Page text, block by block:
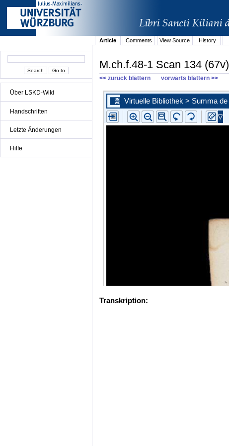
Über LSKD-Wiki
Handschriften
Letzte Änderungen
Hilfe
Article
Comments View Source History
M.ch.f.48-1 Scan 134 (67v)
<< zurück blättern vorwärts blättern >>
Transkription: